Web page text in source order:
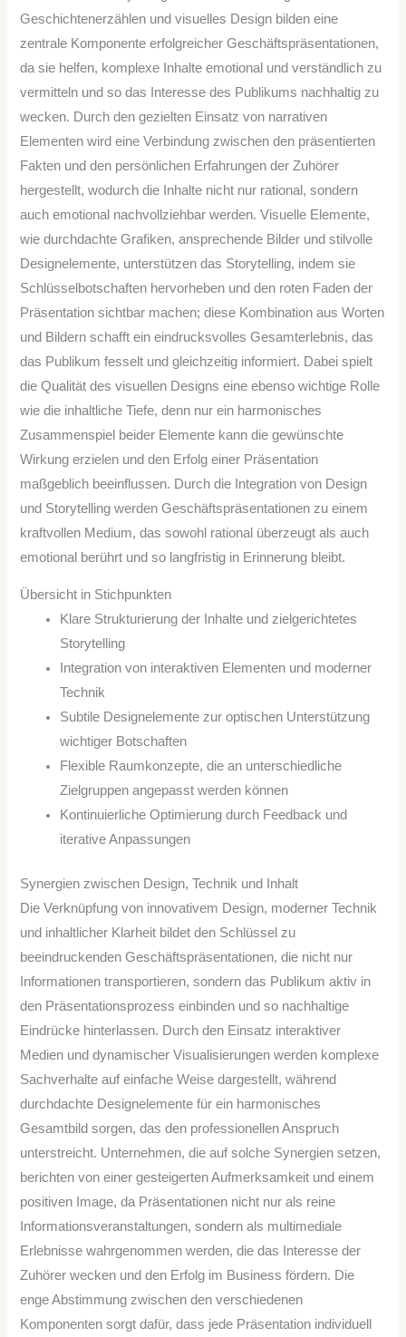
Geschichtenerzählen und visuelles Design bilden eine
zentrale Komponente erfolgreicher Geschäftspräsentationen,
da sie helfen, komplexe Inhalte emotional und verständlich zu
vermitteln und so das Interesse des Publikums nachhaltig zu
wecken. Durch den gezielten Einsatz von narrativen
Elementen wird eine Verbindung zwischen den präsentierten
Fakten und den persönlichen Erfahrungen der Zuhörer
hergestellt, wodurch die Inhalte nicht nur rational, sondern
auch emotional nachvollziehbar werden. Visuelle Elemente,
wie durchdachte Grafiken, ansprechende Bilder und stilvolle
Designelemente, unterstützen das Storytelling, indem sie
Schlüsselbotschaften hervorheben und den roten Faden der
Präsentation sichtbar machen; diese Kombination aus Worten
und Bildern schafft ein eindrucksvolles Gesamterlebnis, das
das Publikum fesselt und gleichzeitig informiert. Dabei spielt
die Qualität des visuellen Designs eine ebenso wichtige Rolle
wie die inhaltliche Tiefe, denn nur ein harmonisches
Zusammenspiel beider Elemente kann die gewünschte
Wirkung erzielen und den Erfolg einer Präsentation
maßgeblich beeinflussen. Durch die Integration von Design
und Storytelling werden Geschäftspräsentationen zu einem
kraftvollen Medium, das sowohl rational überzeugt als auch
emotional berührt und so langfristig in Erinnerung bleibt.
Übersicht in Stichpunkten
Klare Strukturierung der Inhalte und zielgerichtetes
Storytelling
Integration von interaktiven Elementen und moderner
Technik
Subtile Designelemente zur optischen Unterstützung
wichtiger Botschaften
Flexible Raumkonzepte, die an unterschiedliche
Zielgruppen angepasst werden können
Kontinuierliche Optimierung durch Feedback und
iterative Anpassungen
Synergien zwischen Design, Technik und Inhalt
Die Verknüpfung von innovativem Design, moderner Technik
und inhaltlicher Klarheit bildet den Schlüssel zu
beeindruckenden Geschäftspräsentationen, die nicht nur
Informationen transportieren, sondern das Publikum aktiv in
den Präsentationsprozess einbinden und so nachhaltige
Eindrücke hinterlassen. Durch den Einsatz interaktiver
Medien und dynamischer Visualisierungen werden komplexe
Sachverhalte auf einfache Weise dargestellt, während
durchdachte Designelemente für ein harmonisches
Gesamtbild sorgen, das den professionellen Anspruch
unterstreicht. Unternehmen, die auf solche Synergien setzen,
berichten von einer gesteigerten Aufmerksamkeit und einem
positiven Image, da Präsentationen nicht nur als reine
Informationsveranstaltungen, sondern als multimediale
Erlebnisse wahrgenommen werden, die das Interesse der
Zuhörer wecken und den Erfolg im Business fördern. Die
enge Abstimmung zwischen den verschiedenen
Komponenten sorgt dafür, dass jede Präsentation individuell